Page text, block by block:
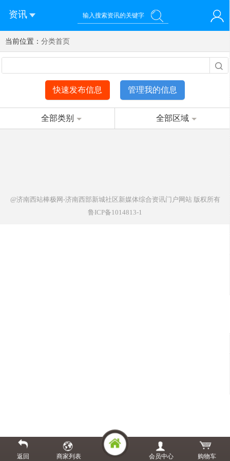
资讯
您好！欢迎来到济南西站棒极网-济南西部新城社区新媒体综
合资讯门户网站
登录 注册 微信快速登录
当前位置： 分类首页
快速发布信息 管理我的信息
全部类别 全部区域
@济南西站棒极网-济南西部新城社区新媒体综合资讯门户网站版权所有
鲁ICP备1014813-1
返回 商家列表 会员中心 购物车